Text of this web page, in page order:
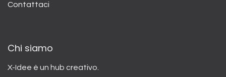
Contattaci
Chi siamo
X-Idee è un hub creativo.